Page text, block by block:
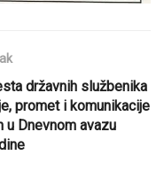
državnih službenika
promet i komunikacije
u Dnevnom avazu